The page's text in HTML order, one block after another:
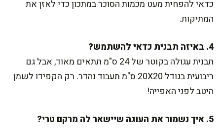
כדאי להפחית מעט מכמות הסוכר במתכון כדי לאזן את
המתיקות.
4. באיזה תבנית כדאי להשתמש?
תבנית עגולה בקוטר של 24 ס"מ תתאים מאוד, אבל גם
ריבועית בגודל 20X20 ס"מ תעבוד נהדר. רק הקפידו לשמן
היטב לפני האפייה!
5. איך נשמור את העוגה שיישאר לה מרקם טרי?